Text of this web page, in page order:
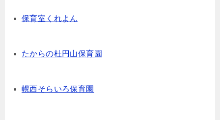
保育室くれよん
たからの杜円山保育園
幌西そらいろ保育園